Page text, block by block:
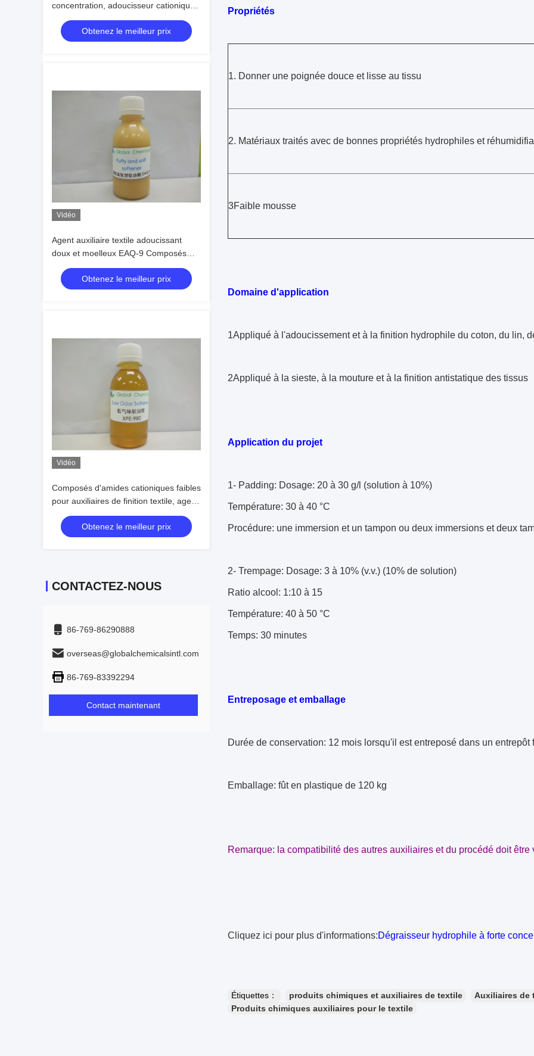
concentration, adoucisseur cationique
hydrophile PE-100
Obtenez le meilleur prix
Vidéo
Agent auxiliaire textile adoucissant
doux et moelleux EAQ-9 Composés
d'amides
Obtenez le meilleur prix
Vidéo
Composés d'amides cationiques faibles
pour auxiliaires de finition textile, agent
adoucissant XPE-980
Obtenez le meilleur prix
CONTACTEZ-NOUS
86-769-86290888
overseas@globalchemicalsintl.com
86-769-83392294
Contact maintenant
Propriétés
1. Donner une poignée douce et lisse au tissu
2. Matériaux traités avec de bonnes propriétés hydrophiles et
3Faible mousse
Domaine d'application
1Appliqué à l'adoucissement et à la finition hydrophile du coton, du lin,
2Appliqué à la sieste, à la mouture et à la finition antistatique des tissus
Application du projet
1- Padding: Dosage: 20 à 30 g/l (solution à 10%)
Température: 30 à 40 °C
Procédure: une immersion et un tampon ou deux immersions et deux
2- Trempage: Dosage: 3 à 10% (v.v.) (10% de solution)
Ratio alcool: 1:10 à 15
Température: 40 à 50 °C
Temps: 30 minutes
Entreposage et emballage
Durée de conservation: 12 mois lorsqu'il est entreposé dans un entrepôt
Emballage: fût en plastique de 120 kg
Remarque: la compatibilité des autres auxiliaires et du procédé doit
Cliquez ici pour plus d'informations:Dégraisseur hydrophile à forte
Étiquettes： produits chimiques et auxiliaires de textile
Auxiliaires de
Produits chimiques auxiliaires pour le textile